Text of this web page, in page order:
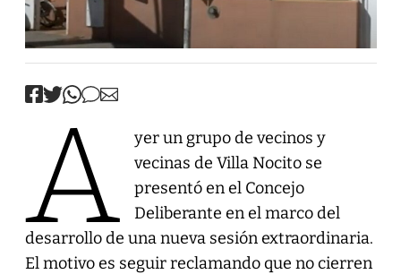
A
yer un grupo de vecinos y
vecinas de Villa Nocito se
presentó en el Concejo
Deliberante en el marco del
desarrollo de una nueva sesión extraordinaria.
El motivo es seguir reclamando que no cierren